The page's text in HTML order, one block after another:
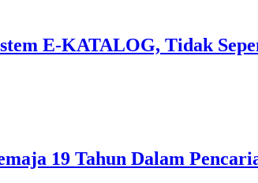
E-KATALOG, Tidak
19 Tahun Dalam